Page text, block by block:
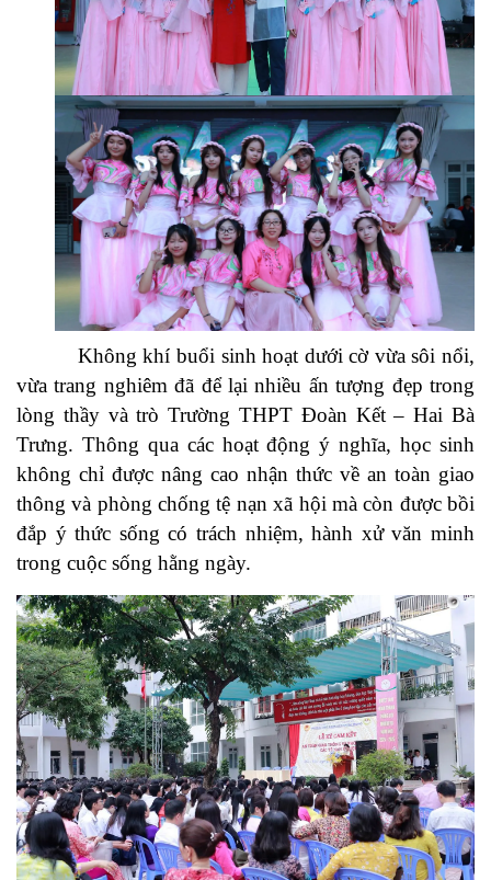
Không khí buổi sinh hoạt dưới cờ vừa sôi nổi,
vừa trang nghiêm đã để lại nhiều ấn tượng đẹp trong
lòng thầy và trò Trường THPT Đoàn Kết – Hai Bà
Trưng. Thông qua các hoạt động ý nghĩa, học sinh
không chỉ được nâng cao nhận thức về an toàn giao
thông và phòng chống tệ nạn xã hội mà còn được bồi
đắp ý thức sống có trách nhiệm, hành xử văn minh
trong cuộc sống hằng ngày.